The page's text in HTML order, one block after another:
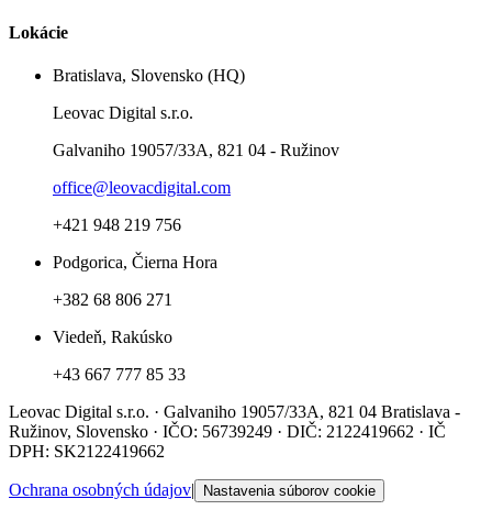
Lokácie
Bratislava, Slovensko (HQ)
Leovac Digital s.r.o.
Galvaniho 19057/33A, 821 04 - Ružinov
office@leovacdigital.com
+421 948 219 756
Podgorica, Čierna Hora
+382 68 806 271
Viedeň, Rakúsko
+43 667 777 85 33
Leovac Digital s.r.o. · Galvaniho 19057/33A, 821 04 Bratislava -
Ružinov, Slovensko · IČO: 56739249 · DIČ: 2122419662 · IČ
DPH: SK2122419662
Ochrana osobných údajov| Nastavenia súborov cookie